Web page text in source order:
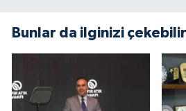
Bunlar da ilginizi çekebilir